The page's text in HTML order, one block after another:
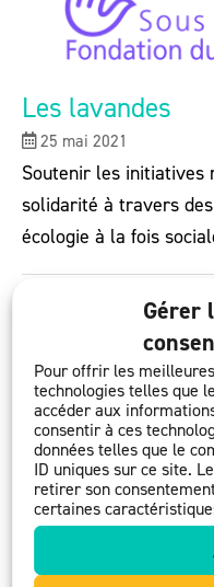
Gérer
Pour offrir les
technologies telles que
accéder aux
consentir à ces
données telles que le
ID uniques sur ce site.
retirer son
certaines
Les lavandes
25 mai 2021
Soutenir les initiatives
solidarité à travers
écologie à la fois